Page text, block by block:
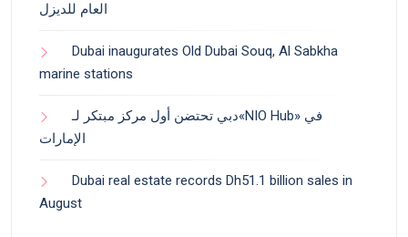
العام للديزل
Dubai inaugurates Old Dubai Souq, Al Sabkha
marine stations
دبي تحتضن أول مركز مبتكر لـ«NIO Hub» في
الإمارات
Dubai real estate records Dh51.1 billion sales in
August